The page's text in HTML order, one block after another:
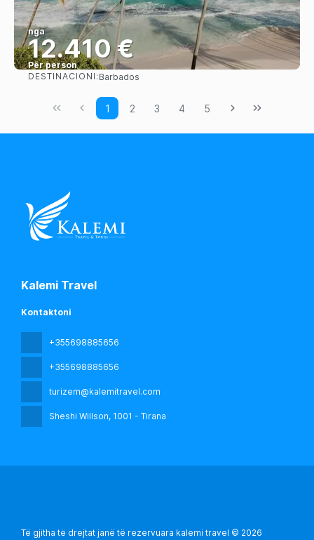
nga
12.410 €
Për person
DESTINACIONI: Barbados
1 2 3 4 5
Kalemi Travel
Kontaktoni
+355698885656
+355698885656
turizem@kalemitravel.com
Sheshi Willson, 1001 - Tirana
Të gjitha të drejtat janë të rezervuara kalemi travel © 2026